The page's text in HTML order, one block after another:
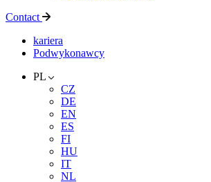
Contact
kariera
Podwykonawcy
PL
CZ
DE
EN
ES
FI
HU
IT
NL